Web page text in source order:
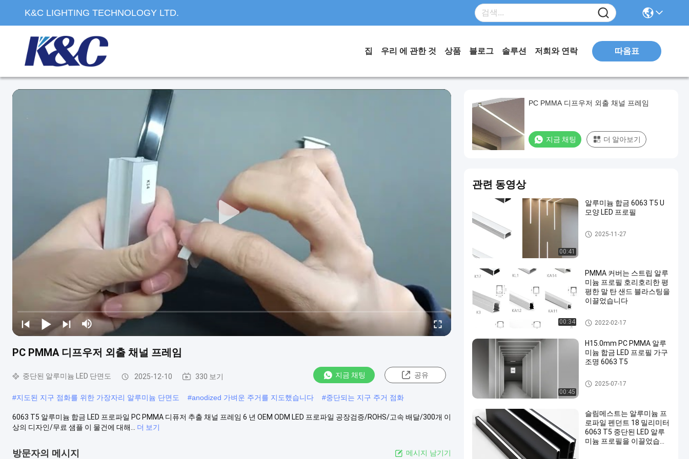
K&C LIGHTING TECHNOLOGY LTD.
집 우리 에 관한 것 상품 블로그 솔루션 저희와 연락 따옴표
PC PMMA 디프우저 외출 채널 프레임
중단된 알루미늄 LED 단면도 2025-12-10 330 보기 지금 채팅 공유
#지도된 지구 점화를 위한 가장자리 알루미늄 단면도 #anodized 가벼운 주거를 지도했습니다 #중단되는 지구 주거 점화
6063 T5 알루미늄 합금 LED 프로파일 PC PMMA 디퓨저 추출 채널 프레임 6 년 OEM ODM LED 프로파일 공장검증/ROHS/고속 배달/300개 이
상의 디자인/무료 샘플 이 물건에 대해...
더 보기
방문자의 메시지 메시지 남기기
PC PMMA 디프우저 외출 채널 프레임
지금 채팅 더 알아보기
관련 동영상
00:41
알루미늄 합금 6063 T5 U
모양 LED 프로필
지도된 지구 알루미늄 단면도
2025-11-27
00:34
PMMA 커버는 스트립 알루
미늄 프로필 호리호리한 평
평한 말 탄 샌드 블라스팅을
이끌었습니다
지도된 지구 알루미늄 단면도
2022-02-17
00:45
H15.0mm PC PMMA 알루
미늄 합금 LED 프로필 가구
조명 6063 T5
지도된 지구 알루미늄 단면도
2025-07-17
슬림메스트는 알루미늄 프
로파일 펜던트 18 밀리미터
6063 T5 중단된 LED 알루
미늄 프로필을 이끌었습니